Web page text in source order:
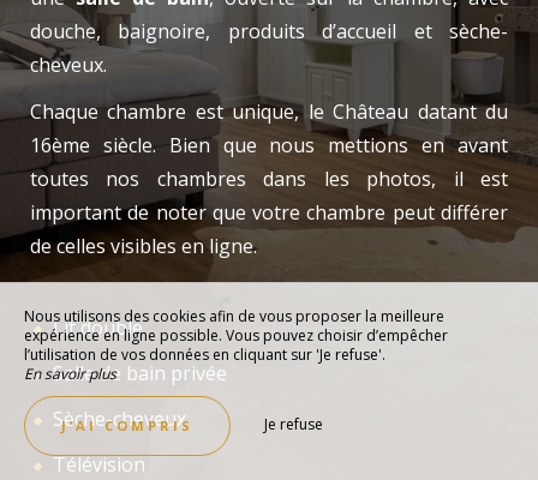
douche, baignoire, produits d’accueil et sèche-
cheveux.
Chaque chambre est unique, le Château datant du
16ème siècle. Bien que nous mettions en avant
toutes nos chambres dans les photos, il est
important de noter que votre chambre peut différer
de celles visibles en ligne.
Lit double
Salle de bain privée
Sèche-cheveux
Télévision
Nous utilisons des cookies afin de vous proposer la meilleure
expérience en ligne possible. Vous pouvez choisir d’empêcher
l’utilisation de vos données en cliquant sur 'Je refuse'.
En savoir plus
J’AI COMPRIS Je refuse